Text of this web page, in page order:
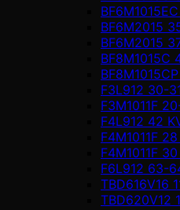
BF6M2015
BF6M2015
BF8M1015C
F3L912 30-
F3M1011F
F4L912 42
F4M1011F
F4M1011F
F6L912 63-
TBD616V16
TBD620V12